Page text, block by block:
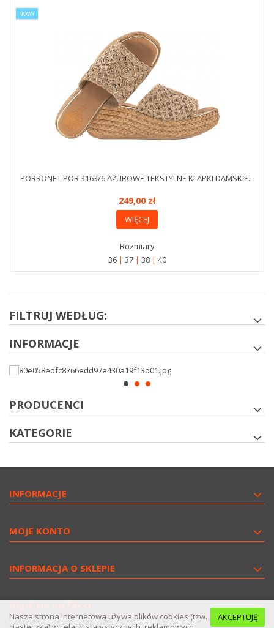
NOWY
PORRONET POR 3163/6 AŻUROWE TEKSTYLNE KLAPKI DAMSKIE...
249,00 zł
WIĘCEJ
Rozmiary
36
37 38 40
FILTRUJ WEDŁUG:
INFORMACJE
PRODUCENCI
KATEGORIE
INFORMACJE
MOJE KONTO
INFORMACJA O SKLEPIE
AKCEPTUJĘ
Nasza strona internetowa używa plików cookies (tzw.